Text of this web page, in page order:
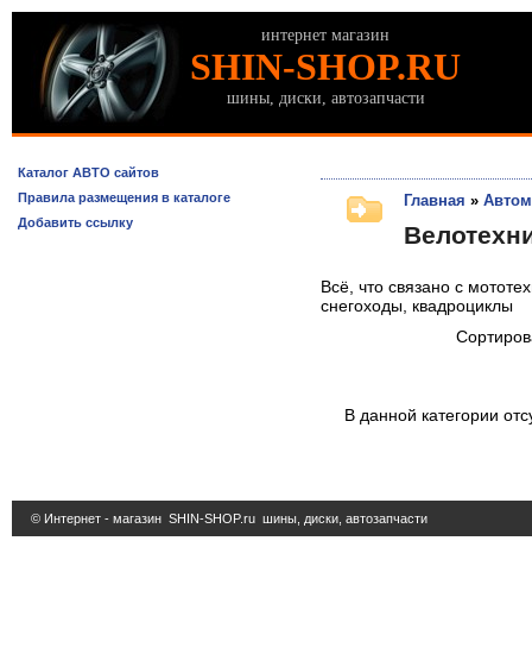
интернет магазин
SHIN-SHOP.RU
шины, диски, автозапчасти
Каталог АВТО сайтов
Правила размещения в каталоге
Добавить ссылку
Главная »
Всё, что связано с
снегоходы, квадроциклы
В данной категории
© Интернет - магазин SHIN-SHOP.ru шины, диски, автозапчасти